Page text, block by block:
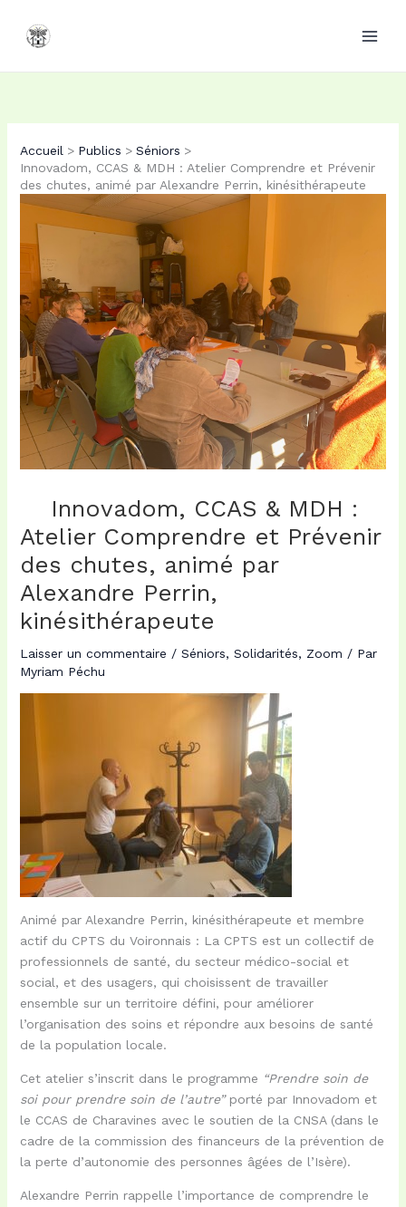
contenu
Accueil Publics
Séniors
Innovadom, CCAS & MDH : Atelier Comprendre et Prévenir
des chutes, animé par Alexandre Perrin, kinésithérapeute
Innovadom, CCAS & MDH :
Atelier Comprendre et Prévenir
des chutes, animé par
Alexandre Perrin,
kinésithérapeute
Laisser un commentaire / Séniors, Solidarités, Zoom / Par
Myriam Péchu
Animé par Alexandre Perrin, kinésithérapeute et membre
actif du CPTS du Voironnais : La CPTS est un collectif de
professionnels de santé, du secteur médico-social et
social, et des usagers, qui choisissent de travailler
ensemble sur un territoire défini, pour améliorer
l’organisation des soins et répondre aux besoins de santé
de la population locale.
Cet atelier s’inscrit dans le programme “Prendre soin de
soi pour prendre soin de l’autre” porté par Innovadom et
le CCAS de Charavines avec le soutien de la CNSA (dans le
cadre de la commission des financeurs de la prévention de
la perte d’autonomie des personnes âgées de l’Isère).
Alexandre Perrin rappelle l’importance de comprendre le
au
contenu
PDF
au
contenu
PDF